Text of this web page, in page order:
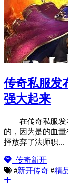
传奇私服发
强大起来
在传奇私服发
的，因为是的血
择放弃了法师职...
传奇新开
#新开传奇 #精